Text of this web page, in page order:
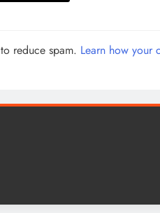
reduce spam. Learn how your